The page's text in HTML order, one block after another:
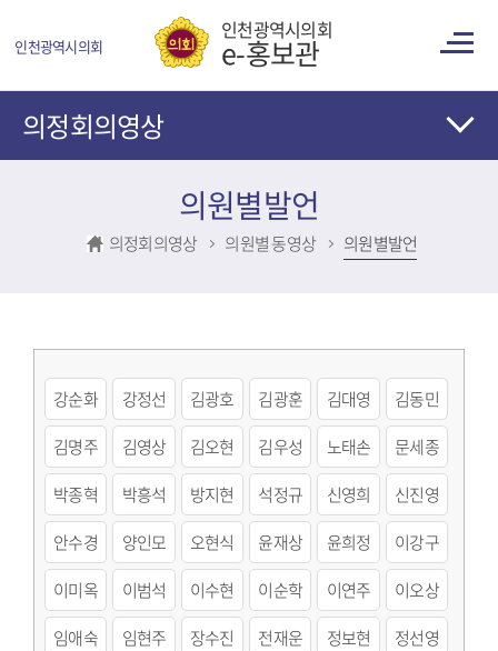
인천광역시의회
인천광역시의회
e-홍보관
의정회의영상
의원별발언
의정회의영상 의원별 동영상 의원별발언
강순화 강정선 김광호 김광훈 김대영
김동민
김명주
김영상 김오현 김우성 노태손
문세종
박종혁
박흥석 방지현 석정규 신영희
신진영
안수경
양인모 오현식 윤재상 윤희정
이강구
이미옥
이범석 이수현 이순학 이연주
이오상
임애숙
임현주 장수진 전재운 정보현
정선영